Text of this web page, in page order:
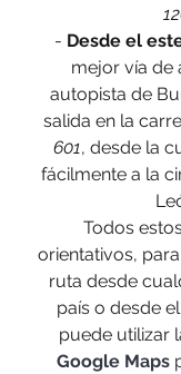
- Desde el
mejor vía de
autopista de
salida en la
601, desde la
fácilmente a la
Todos
orientativos,
ruta desde
país o desde
puede utilizar
Google Maps